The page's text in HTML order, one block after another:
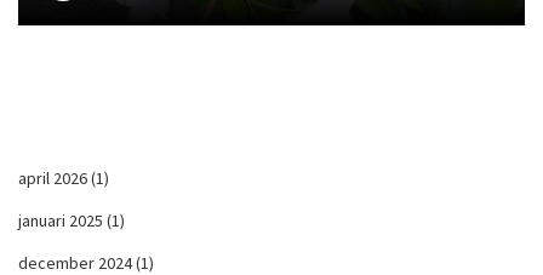
april 2026(1)
januari 2025 (1)
december 2024(1)